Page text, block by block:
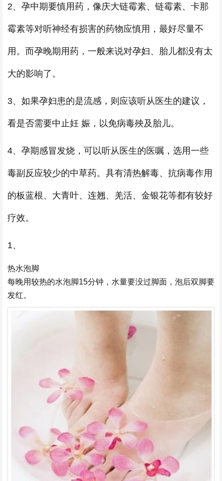
2、孕中期要慎用药，像庆大链霉素、链霉素、卡那
霉素等对听神经有损害的药物应慎用，最好尽量不
用。而孕晚期用药，一般来说对孕妇、胎儿都没有太
大的影响了。
3、如果孕妇患的是流感，则应该听从医生的建议，
看是否需要中止妊 娠，以免病毒殃及胎儿。
4、孕期感冒发烧，可以听从医生的医嘱，选用一些
毒副反应较少的中草药。具有清热解毒、抗病毒作用
的板蓝根、大青叶、连翘、羌活、金银花等都有较好
疗效。
1、
热水泡脚
每晚用较热的水泡脚15分钟，水量要没过脚面，泡后双脚要
发红。